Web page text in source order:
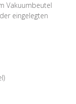
Vakuumbeutel
eingelegten